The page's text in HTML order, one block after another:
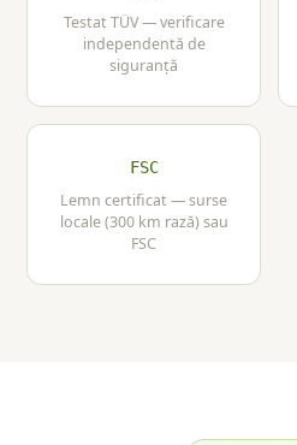
Testat TÜV — verificare
independentă de
siguranță
FSC
Lemn certificat — surse
locale (300 km rază) sau
FSC